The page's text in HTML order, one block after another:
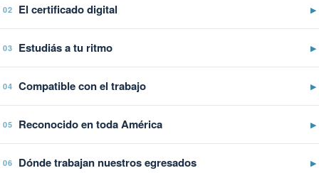
02 El certificado digital ▶
03 Estudiás a tu ritmo ▶
04 Compatible con el trabajo ▶
05 Reconocido en toda América ▶
06 Dónde trabajan nuestros egresados ▶